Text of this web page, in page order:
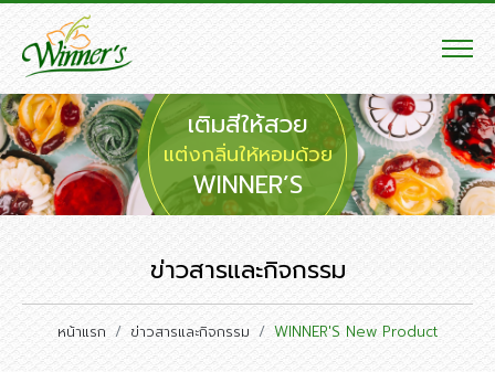
เติมสีให้สวย
แต่งกลิ่นให้หอมด้วย
WINNER’S
ข่าวสารและกิจกรรม
หน้าแรก ข่าวสารและกิจกรรม WINNER'S New Product